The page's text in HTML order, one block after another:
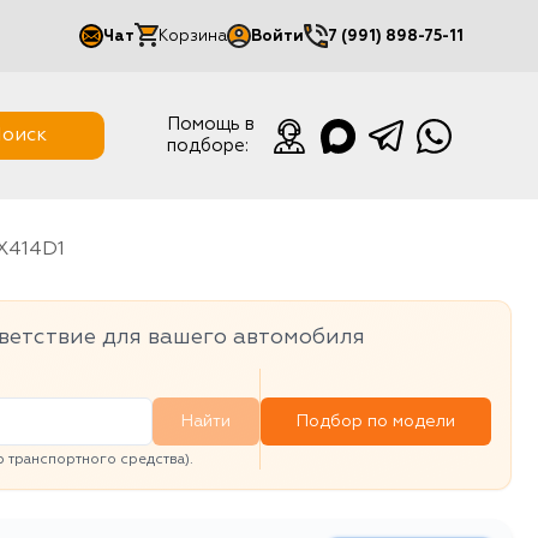
Чат Корзина Войти
Мой кабинет
7 (991) 898-75-11
Помощь в
подборе:
для вашего автомобиля
Найти
средства).
Подбор по модели